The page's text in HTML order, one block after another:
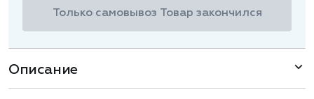
Только самовывоз Товар закончился
Описание